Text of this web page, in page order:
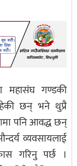
महासंघ गण्डकी
छन् भने थुप्रै
पनि आवद्ध छन्
व्यवसायलाई
गरिनु पर्छ ।